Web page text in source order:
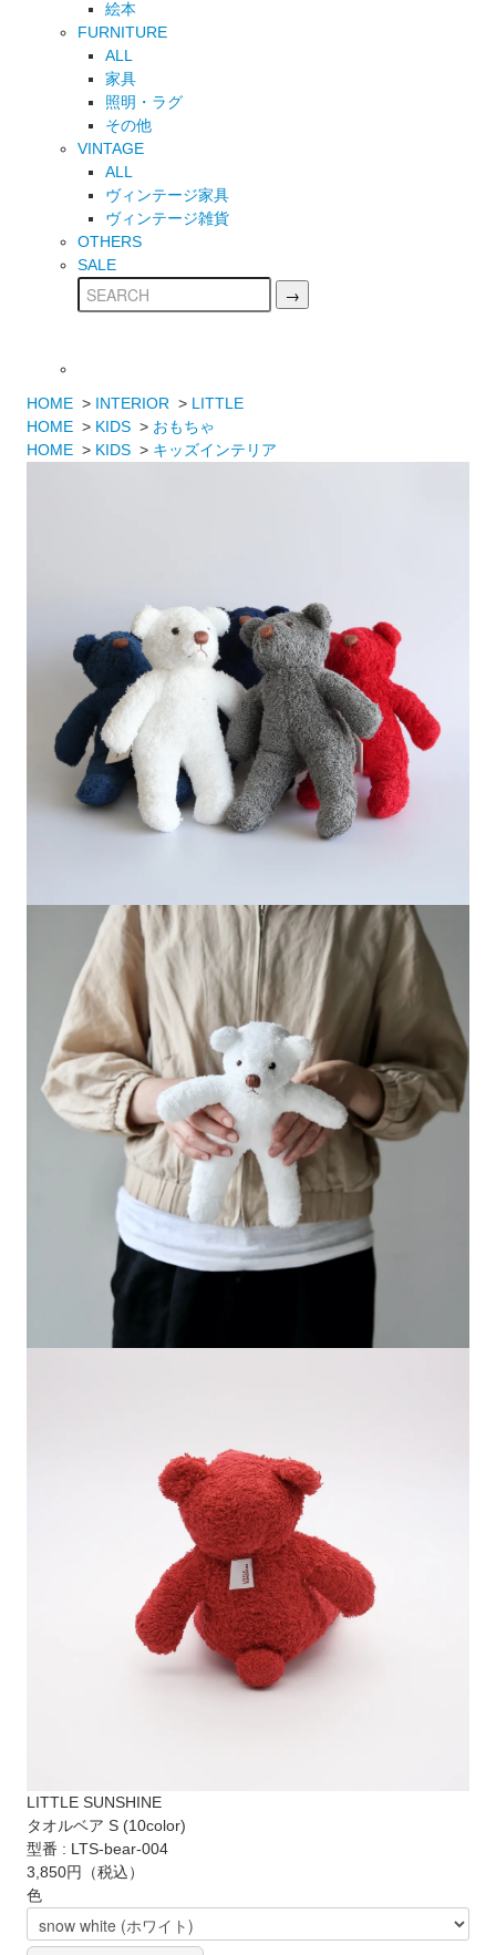
絵本
FURNITURE
ALL
家具
照明・ラグ
その他
VINTAGE
ALL
ヴィンテージ家具
ヴィンテージ雑貨
OTHERS
SALE
HOME > INTERIOR > LITTLE
HOME > KIDS > おもちゃ
HOME > KIDS > キッズインテリア
LITTLE SUNSHINE
タオルベア S (10color)
型番 : LTS-bear-004
3,850円 （税込）
色